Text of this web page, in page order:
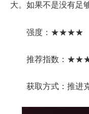
大。如果不是没有足
强度：★★★★
推荐指数：
获取方式：推进